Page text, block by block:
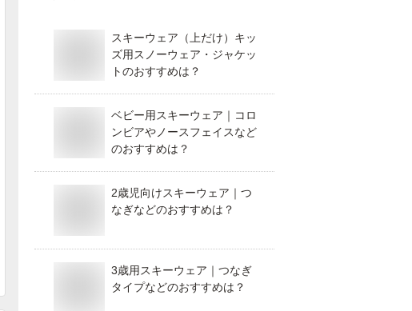
スキーウェア（上だけ）キッ
ズ用スノーウェア・ジャケッ
トのおすすめは？
ベビー用スキーウェア｜コロ
ンビアやノースフェイスなど
のおすすめは？
2歳児向けスキーウェア｜つ
なぎなどのおすすめは？
3歳用スキーウェア｜つなぎ
タイプなどのおすすめは？